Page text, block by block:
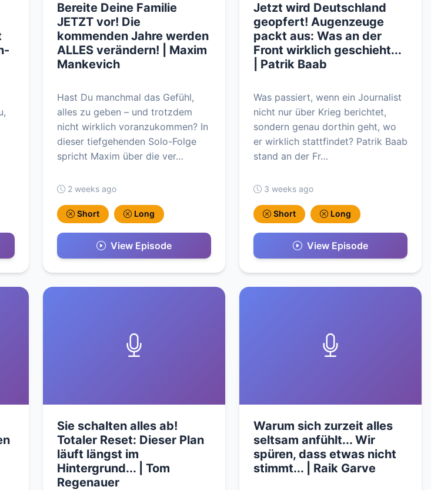
Bereite Deine Familie
JETZT vor! Die
kommenden Jahre werden
ALLES verändern! | Maxim
Mankevich
Hast Du manchmal das Gefühl,
alles zu geben – und trotzdem
nicht wirklich voranzukommen? In
dieser tiefgehenden Solo-Folge
spricht Maxim über die ver…
2 weeks ago
Short Long
View Episode
Jetzt wird Deutschland
geopfert! Augenzeuge
packt aus: Was an der
Front wirklich geschieht...
| Patrik Baab
Was passiert, wenn ein Journalist
nicht nur über Krieg berichtet,
sondern genau dorthin geht, wo
er wirklich stattfindet? Patrik Baab
stand an der Fr…
3 weeks ago
Short Long
View Episode
Sie schalten alles ab!
Totaler Reset: Dieser Plan
läuft längst im
Hintergrund... | Tom
Regenauer
Warum sich zurzeit alles
seltsam anfühlt... Wir
spüren, dass etwas nicht
stimmt... | Raik Garve